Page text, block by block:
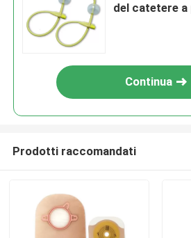
del catetere a
Continua
Prodotti raccomandati